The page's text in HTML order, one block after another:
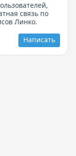
связь по
Линко.
Написать